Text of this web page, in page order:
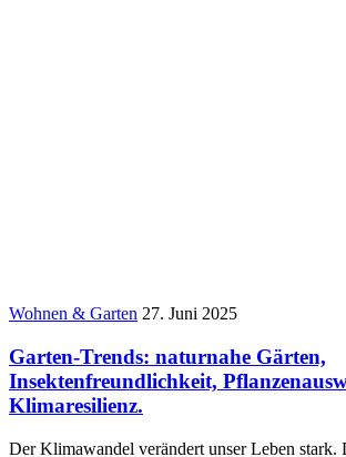
Wohnen & Garten 27. Juni 2025
Garten-Trends: naturnahe Gärten,
Insektenfreundlichkeit,
Klimaresilienz.
Der Klimawandel verändert unser Leben stark.